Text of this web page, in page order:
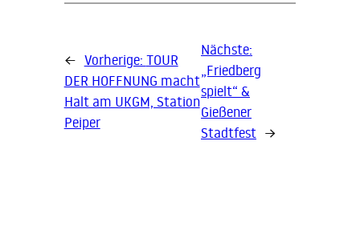
← Vorherige: TOUR
DER HOFFNUNG macht
Halt am UKGM, Station
Peiper
Nächste:
„Friedberg
spielt“ &
Gießener
Stadtfest →